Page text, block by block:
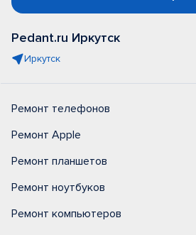
Pedant.ru Иркутск
Иркутск
Ремонт телефонов
Ремонт Apple
Ремонт планшетов
Ремонт ноутбуков
Ремонт компьютеров